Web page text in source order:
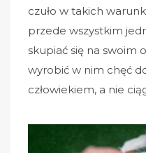
czuło w takich
przede wszystkim
skupiać się na swoim
wyrobić w nim chęć
człowiekiem, a nie